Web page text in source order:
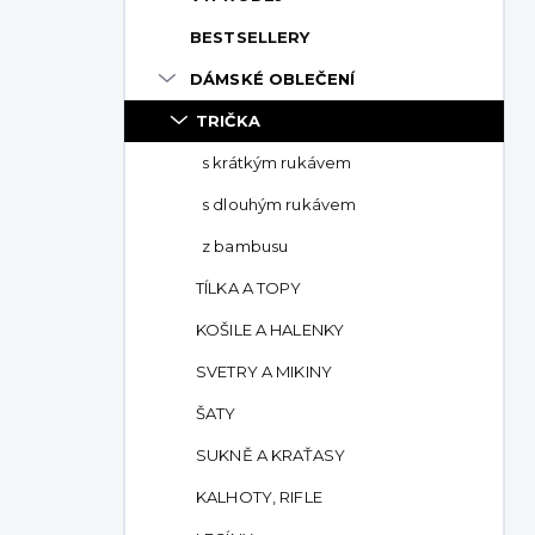
e
BESTSELLERY
DÁMSKÉ OBLEČENÍ
TRIČKA
s krátkým rukávem
s dlouhým rukávem
z bambusu
TÍLKA A TOPY
KOŠILE A HALENKY
SVETRY A MIKINY
ŠATY
SUKNĚ A KRAŤASY
KALHOTY, RIFLE